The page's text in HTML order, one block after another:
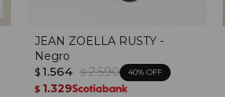
JEAN ZOELLA RUSTY -
Negro
$ 1.564 $ 2.590 40
$ 1.329